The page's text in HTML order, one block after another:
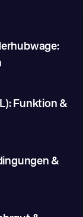
Funktion &
&